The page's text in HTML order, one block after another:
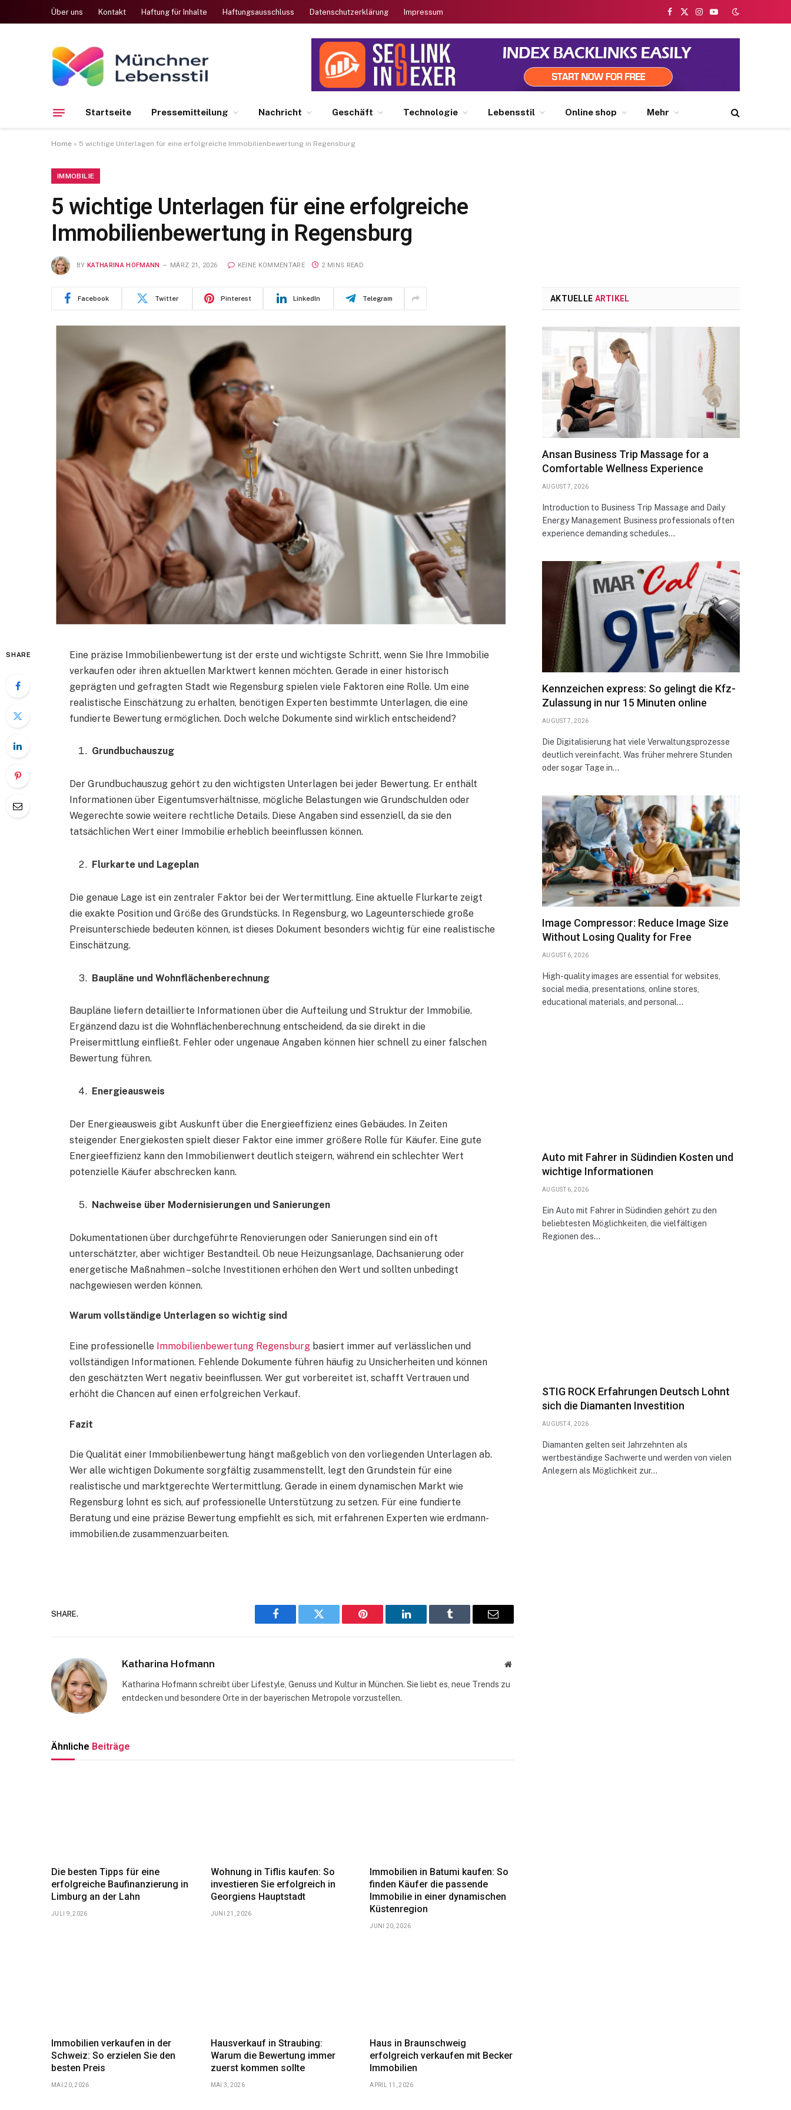
Über uns Kontakt Haftung für Inhalte Haftungsausschluss Datenschutzerklärung Impressum
Facebook
X
Instagram
YouTube
Startseite Pressemitteilung Nachricht Geschäft Technologie Lebensstil Online shop Mehr
Home » 5 wichtige Unterlagen für eine erfolgreiche Immobilienbewertung in Regensburg
IMMOBILIE
5 wichtige Unterlagen für eine erfolgreiche
Immobilienbewertung in Regensburg
BY KATHARINA HOFMANN MÄRZ 21, 2026 KEINE KOMMENTARE 2 MINS READ
Facebook Twitter Pinterest LinkedIn Telegram
SHARE
Eine präzise Immobilienbewertung ist der erste und wichtigste Schritt, wenn Sie Ihre Immobilie
verkaufen oder ihren aktuellen Marktwert kennen möchten. Gerade in einer historisch
geprägten und gefragten Stadt wie Regensburg spielen viele Faktoren eine Rolle. Um eine
realistische Einschätzung zu erhalten, benötigen Experten bestimmte Unterlagen, die eine
fundierte Bewertung ermöglichen. Doch welche Dokumente sind wirklich entscheidend?
Grundbuchauszug
Der Grundbuchauszug gehört zu den wichtigsten Unterlagen bei jeder Bewertung. Er enthält
Informationen über Eigentumsverhältnisse, mögliche Belastungen wie Grundschulden oder
Wegerechte sowie weitere rechtliche Details. Diese Angaben sind essenziell, da sie den
tatsächlichen Wert einer Immobilie erheblich beeinflussen können.
Flurkarte und Lageplan
Die genaue Lage ist ein zentraler Faktor bei der Wertermittlung. Eine aktuelle Flurkarte zeigt
die exakte Position und Größe des Grundstücks. In Regensburg, wo Lageunterschiede große
Preisunterschiede bedeuten können, ist dieses Dokument besonders wichtig für eine realistische
Einschätzung.
Baupläne und Wohnflächenberechnung
Baupläne liefern detaillierte Informationen über die Aufteilung und Struktur der Immobilie.
Ergänzend dazu ist die Wohnflächenberechnung entscheidend, da sie direkt in die
Preisermittlung einfließt. Fehler oder ungenaue Angaben können hier schnell zu einer falschen
Bewertung führen.
Energieausweis
Der Energieausweis gibt Auskunft über die Energieeffizienz eines Gebäudes. In Zeiten
steigender Energiekosten spielt dieser Faktor eine immer größere Rolle für Käufer. Eine gute
Energieeffizienz kann den Immobilienwert deutlich steigern, während ein schlechter Wert
potenzielle Käufer abschrecken kann.
Nachweise über Modernisierungen und Sanierungen
Dokumentationen über durchgeführte Renovierungen oder Sanierungen sind ein oft
unterschätzter, aber wichtiger Bestandteil. Ob neue Heizungsanlage, Dachsanierung oder
energetische Maßnahmen – solche Investitionen erhöhen den Wert und sollten unbedingt
nachgewiesen werden können.
Warum vollständige Unterlagen so wichtig sind
Eine professionelle Immobilienbewertung Regensburgbasiert immer auf verlässlichen und
vollständigen Informationen. Fehlende Dokumente führen häufig zu Unsicherheiten und können
den geschätzten Wert negativ beeinflussen. Wer gut vorbereitet ist, schafft Vertrauen und
erhöht die Chancen auf einen erfolgreichen Verkauf.
Fazit
Die Qualität einer Immobilienbewertung hängt maßgeblich von den vorliegenden Unterlagen ab.
Wer alle wichtigen Dokumente sorgfältig zusammenstellt, legt den Grundstein für eine
realistische und marktgerechte Wertermittlung. Gerade in einem dynamischen Markt wie
Regensburg lohnt es sich, auf professionelle Unterstützung zu setzen. Für eine fundierte
Beratung und eine präzise Bewertung empfiehlt es sich, mit erfahrenen Experten wie erdmann-
immobilien.de zusammenzuarbeiten.
SHARE.
Facebook Twitter Pinterest LinkedIn Tumblr Email
Katharina Hofmann Website
Katharina Hofmann schreibt über Lifestyle, Genuss und Kultur in München. Sie liebt es, neue Trends zu
entdecken und besondere Orte in der bayerischen Metropole vorzustellen.
Ähnliche Beiträge
Die besten Tipps für eine
erfolgreiche Baufinanzierung in
Limburg an der Lahn
JULI 9, 2026
Wohnung in Tiflis kaufen: So
investieren Sie erfolgreich in
Georgiens Hauptstadt
JUNI 21, 2026
Immobilien in Batumi kaufen: So
finden Käufer die passende
Immobilie in einer dynamischen
Küstenregion
JUNI 20, 2026
Immobilien verkaufen in der
Schweiz: So erzielen Sie den
besten Preis
MAI 20, 2026
Hausverkauf in Straubing:
Warum die Bewertung immer
zuerst kommen sollte
MAI 3, 2026
Haus in Braunschweig
erfolgreich verkaufen mit Becker
Immobilien
APRIL 11, 2026
AKTUELLE ARTIKEL
Ansan Business Trip Massage for a
Comfortable Wellness Experience
AUGUST 7, 2026
Introduction to Business Trip Massage and Daily
Energy Management Business professionals often
experience demanding schedules…
Kennzeichen express: So gelingt die Kfz-
Zulassung in nur 15 Minuten online
AUGUST 7, 2026
Die Digitalisierung hat viele Verwaltungsprozesse
deutlich vereinfacht. Was früher mehrere Stunden
oder sogar Tage in…
Image Compressor: Reduce Image Size
Without Losing Quality for Free
AUGUST 6, 2026
High-quality images are essential for websites,
social media, presentations, online stores,
educational materials, and personal…
Auto mit Fahrer in Südindien Kosten und
wichtige Informationen
AUGUST 6, 2026
Ein Auto mit Fahrer in Südindien gehört zu den
beliebtesten Möglichkeiten, die vielfältigen
Regionen des…
STIG ROCK Erfahrungen Deutsch Lohnt
sich die Diamanten Investition
AUGUST 4, 2026
Diamanten gelten seit Jahrzehnten als
wertbeständige Sachwerte und werden von vielen
Anlegern als Möglichkeit zur…